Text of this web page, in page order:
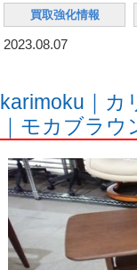
買取強化情報
2023.08.07
karimoku｜カ
｜モカブラ